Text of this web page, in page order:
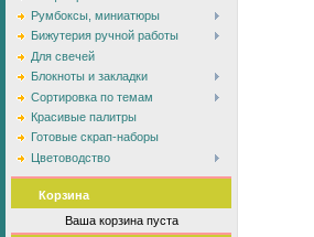
Румбоксы, миниатюры
Бижутерия ручной работы
Для свечей
Блокноты и закладки
Сортировка по темам
Красивые палитры
Готовые скрап-наборы
Цветоводство
Корзина
Ваша корзина пуста